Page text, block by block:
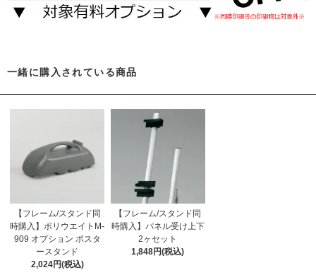
一緒に購入されている商品
【フレーム/スタンド同
時購入】ポリウエイトM-
909 オプション ポスタ
ースタンド
2,024円(税込)
【フレーム/スタンド同
時購入】パネル受け上下
2ヶセット
1,848円(税込)